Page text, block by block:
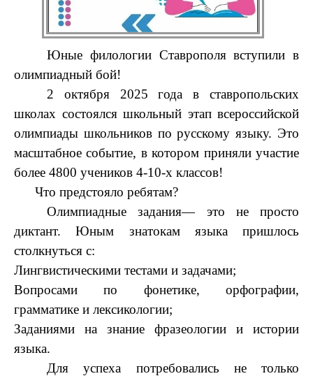
Юные филологии Ставрополя вступили в
олимпиадный бой!
2 октября 2025 года в ставропольских
школах состоялся школьный этап всероссийской
олимпиады школьников по русскому языку. Это
масштабное событие, в котором приняли участие
более 4800 учеников 4-10-х классов!
Что предстояло ребятам?
Олимпиадные задания— это не просто
диктант. Юным знатокам языка пришлось
столкнуться с:
Лингвистическими тестами и задачами;
Вопросами по фонетике, орфографии,
грамматике и лексикологии;
Заданиями на знание фразеологии и истории
языка.
Для успеха потребовались не только